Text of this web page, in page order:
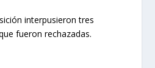
interpusieron tres
fueron rechazadas.